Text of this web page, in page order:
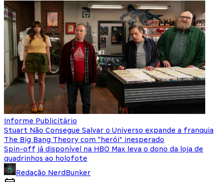
Informe Publicitário
Stuart Não Consegue Salvar o Universo expande a franquia
The Big Bang Theory com “herói” inesperado
Spin-off já disponível na HBO Max leva o dono da loja de
quadrinhos ao holofote
Redação NerdBunker